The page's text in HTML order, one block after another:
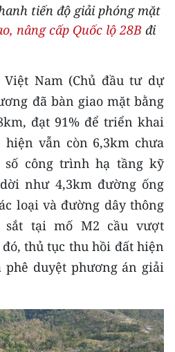
tiến độ giải phóng mặt
nâng cấp Quốc lộ 28B đi
Việt Nam (Chủ đầu tư dự
đã bàn giao mặt bằng
đạt 91% để triển khai
vẫn còn 6,3km chưa
số công trình hạ tầng kỹ
như 4,3km đường ống
loại và đường dây thông
tại mố M2 cầu vượt
thủ tục thu hồi đất hiện
phê duyệt phương án giải